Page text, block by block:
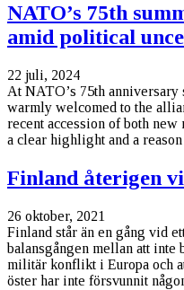
NATO’s 75th
amid political
22 juli, 2024
At NATO’s 75th anniversary
warmly welcomed to the
recent accession of both new
a clear highlight and a
Finland återigen
26 oktober, 2021
Finland står än en gång vid
balansgången mellan att inte
militär konflikt i Europa och
öster har inte försvunnit